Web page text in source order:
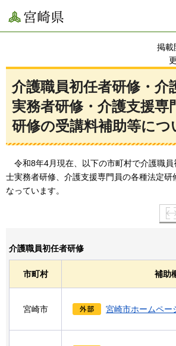
宮崎県
掲載
介護職員初任者研修・介
実務者研修・介護支援専
研修の受講料補助等につ
令和8年4月現在、以下の市町村で介護職
士実務者研修、介護支援専門員の各種法定研
なっています。
介護職員初任者研修
市町村 補助
宮崎市 宮崎市ホームペー